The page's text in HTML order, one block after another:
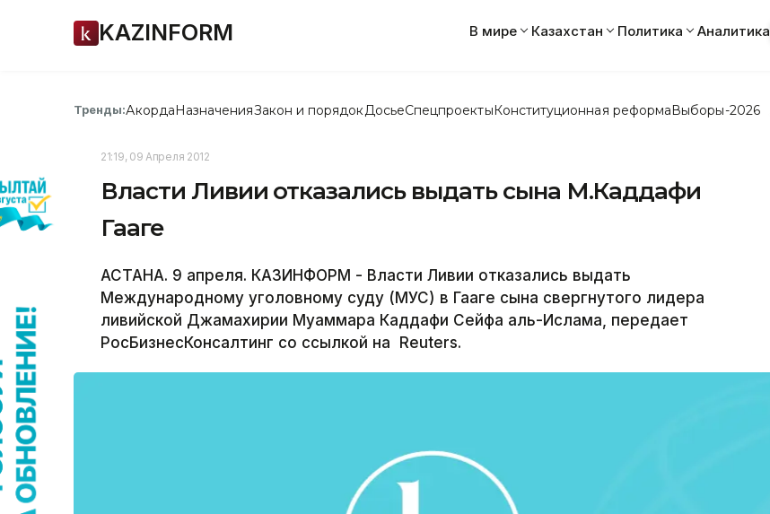
KAZINFORM В мире Казахстан Политика Аналитика
Тренды:АкордаНазначенияЗакон и порядок ДосьеСпецпроектыКонституционная реформаВыборы-2026
21:19, 09 Апреля 2012
Власти Ливии отказались выдать сына М.Каддафи
Гааге
АСТАНА. 9 апреля. КАЗИНФОРМ - Власти Ливии отказались выдать
Международному уголовному суду (МУС) в Гааге сына свергнутого лидера
ливийской Джамахирии Муаммара Каддафи Сейфа аль-Ислама, передает
РосБизнесКонсалтинг со ссылкой на Reuters.